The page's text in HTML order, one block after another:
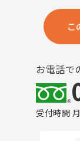
こ
お電話で
受付時間